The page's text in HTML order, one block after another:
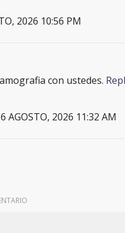
2026 10:56 PM
con ustedes.
6 AGOSTO, 2026 11:32 AM